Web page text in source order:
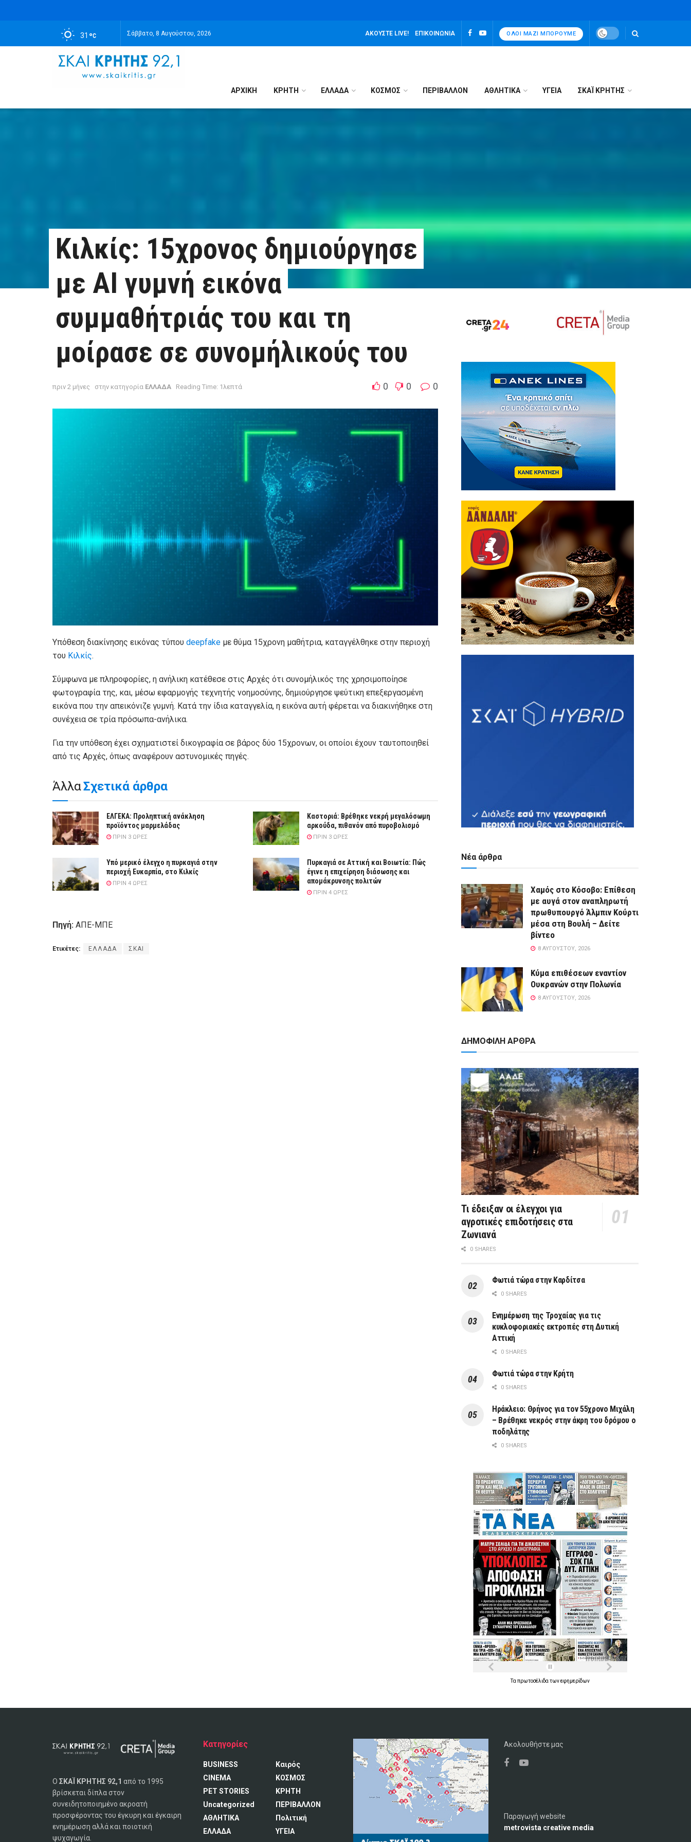
31 Σάββατο, 8 Αυγούστου, 2026 ΑΚΟΎΣΤΕ LIVE! ΕΠΙΚΟΙΝΩΝΊΑ ΌΛΟΙ ΜΑΖΊ ΜΠΟΡΟΎΜΕ
ΑΡΧΙΚΉ ΚΡΗΤΗ ΕΛΛΑΔΑ ΚΟΣΜΟΣ ΠΕΡΙΒΑΛΛΟΝ ΑΘΛΗΤΙΚΑ ΥΓΕΙΑ ΣΚΑΪ ΚΡΗΤΗΣ
Κιλκίς: 15χρονος δημιούργησε
με AI γυμνή εικόνα
συμμαθήτριάς του και τη
μοίρασε σε συνομήλικούς του
πριν 2 μήνες στην κατηγορία ΕΛΛΑΔΑ Reading Time: 1λεπτά 0 0 0
Υπόθεση διακίνησης εικόνας τύπου deepfake με θύμα 15χρονη μαθήτρια, καταγγέλθηκε στην περιοχή
του Κιλκίς.
Σύμφωνα με πληροφορίες, η ανήλικη κατέθεσε στις Αρχές ότι συνομήλικός της χρησιμοποίησε
φωτογραφία της, και, μέσω εφαρμογής τεχνητής νοημοσύνης, δημιούργησε ψεύτικη επεξεργασμένη
εικόνα που την απεικόνιζε γυμνή. Κατά την ίδια καταγγελία, η εικόνα αυτή φέρεται να διακινήθηκε στη
συνέχεια σε τρία πρόσωπα-ανήλικα.
Για την υπόθεση έχει σχηματιστεί δικογραφία σε βάρος δύο 15χρονων, οι οποίοι έχουν ταυτοποιηθεί
από τις Αρχές, όπως αναφέρουν αστυνομικές πηγές.
ΆλλαΣχετικά άρθρα
ΕΛΓΕΚΑ: Προληπτική ανάκληση
προϊόντος μαρμελάδας
ΠΡΙΝ 3 ΏΡΕΣ
Καστοριά: Βρέθηκε νεκρή μεγαλόσωμη
αρκούδα, πιθανόν από πυροβολισμό
ΠΡΙΝ 3 ΏΡΕΣ
Υπό μερικό έλεγχο η πυρκαγιά στην
περιοχή Ευκαρπία, στο Κιλκίς
ΠΡΙΝ 4 ΏΡΕΣ
Πυρκαγιά σε Αττική και Βοιωτία: Πώς
έγινε η επιχείρηση διάσωσης και
απομάκρυνσης πολιτών
ΠΡΙΝ 4 ΏΡΕΣ
Πηγή: ΑΠΕ-ΜΠΕ
Ετικέτες: ΕΛΛΑΔΑ ΣΚΑΙ
Νέα άρθρα
Χαμός στο Κόσοβο: Επίθεση
με αυγά στον αναπληρωτή
πρωθυπουργό Άλμπιν Κούρτι
μέσα στη Βουλή – Δείτε
βίντεο
8 ΑΥΓΟΎΣΤΟΥ, 2026
Κύμα επιθέσεων εναντίον
Ουκρανών στην Πολωνία
8 ΑΥΓΟΎΣΤΟΥ, 2026
ΔΗΜΟΦΙΛΗ ΑΡΘΡΑ
Τι έδειξαν οι έλεγχοι για
αγροτικές επιδοτήσεις στα
Ζωνιανά
0 SHARES
Φωτιά τώρα στην Καρδίτσα
0 SHARES
Ενημέρωση της Τροχαίας για τις
κυκλοφοριακές εκτροπές στη Δυτική
Αττική
0 SHARES
Φωτιά τώρα στην Κρήτη
0 SHARES
Ηράκλειο: Θρήνος για τον 55χρονο Μιχάλη
– Βρέθηκε νεκρός στην άκρη του δρόμου ο
ποδηλάτης
0 SHARES
Τα πρωτοσέλιδα τωνεφημερίδων
Ο ΣΚΑΪ ΚΡΗΤΗΣ 92,1 από το 1995
βρίσκεται δίπλα στον
συνειδητοποιημένο ακροατή
προσφέροντας του έγκυρη και έγκαιρη
ενημέρωση αλλά και ποιοτική
ψυχαγωγία.
Κατηγορίες
BUSINESS
CINEMA
PET STORIES
Uncategorized
ΑΘΛΗΤΙΚΑ
ΕΛΛΑΔΑ
Καιρός
ΚΟΣΜΟΣ
ΚΡΗΤΗ
ΠΕΡΙΒΑΛΛΟΝ
Πολιτική
ΥΓΕΙΑ
Ακολουθήστε μας
Παραγωγή website
metrovista creative media